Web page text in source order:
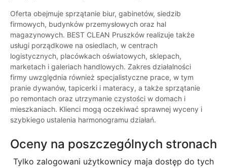
Oferta obejmuje sprzątanie biur, gabinetów, siedzib
firmowych, budynków przemysłowych oraz hal
magazynowych. BEST CLEAN Pruszków realizuje także
usługi porządkowe na osiedlach, w centrach
logistycznych, placówkach oświatowych, sklepach,
marketach i galeriach handlowych. Zakres działalności
firmy uwzględnia również specjalistyczne prace, w tym
pranie dywanów, tapicerki i materacy, a także sprzątanie
po remontach oraz utrzymanie czystości w domach i
mieszkaniach. Klienci mogą oczekiwać sprawnej wyceny i
szybkiego ustalenia harmonogramu działań.
Oceny na poszczególnych stronach
Tylko zalogowani użytkownicy maja dostęp do tych